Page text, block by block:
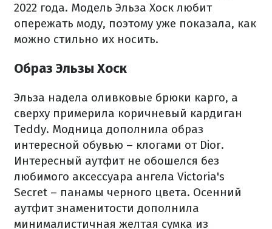
2022 года. Модель Эльза Хоск любит
опережать моду, поэтому уже показала, как
можно стильно их носить.
Образ Эльзы Хоск
Эльза надела оливковые брюки карго, а
сверху примерила коричневый кардиган
Teddy. Модница дополнила образ
интересной обувью – клогами от Dior.
Интересный аутфит не обошелся без
любимого аксессуара ангела Victoria's
Secret – панамы черного цвета. Осенний
аутфит знаменитости дополнила
минималистичная желтая сумка из